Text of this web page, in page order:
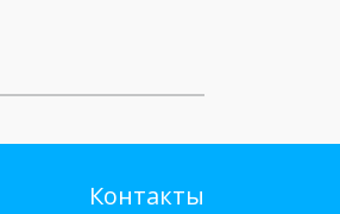
Контакты